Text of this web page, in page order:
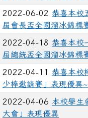
2022-06-02 恭喜本校
屆會長盃全國溜冰錦標
2022-04-18 恭喜本校
屆總統盃全國溜冰錦標
2022-04-11 恭喜本校
少棒邀請賽」表現優異
2022-04-06 本校學生
大會」表現優異